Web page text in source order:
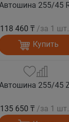
118 460 ₸ /за 1 шт.
Купить
135 650 ₸ /за 1 шт.